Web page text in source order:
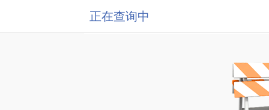
正在查询中